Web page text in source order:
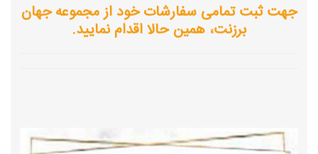
جهت ثبت تمامی سفارشات خود از مجموعه جهان
برزنت، همین حالا اقدام نمایید.